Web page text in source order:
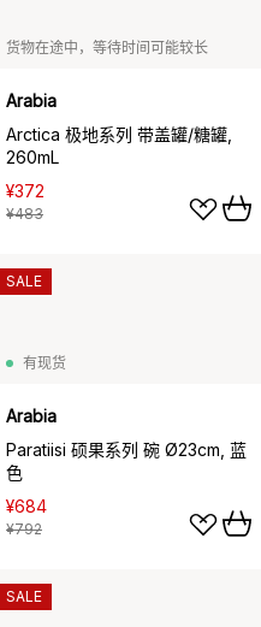
货物在途中，等待时间可能较长
Arabia
Arctica 极地系列 带盖罐/糖罐,
260mL
¥372
¥483
有现货
Arabia
Paratiisi 硕果系列 碗 Ø23cm, 蓝
色
¥684
¥792
SALE
SALE